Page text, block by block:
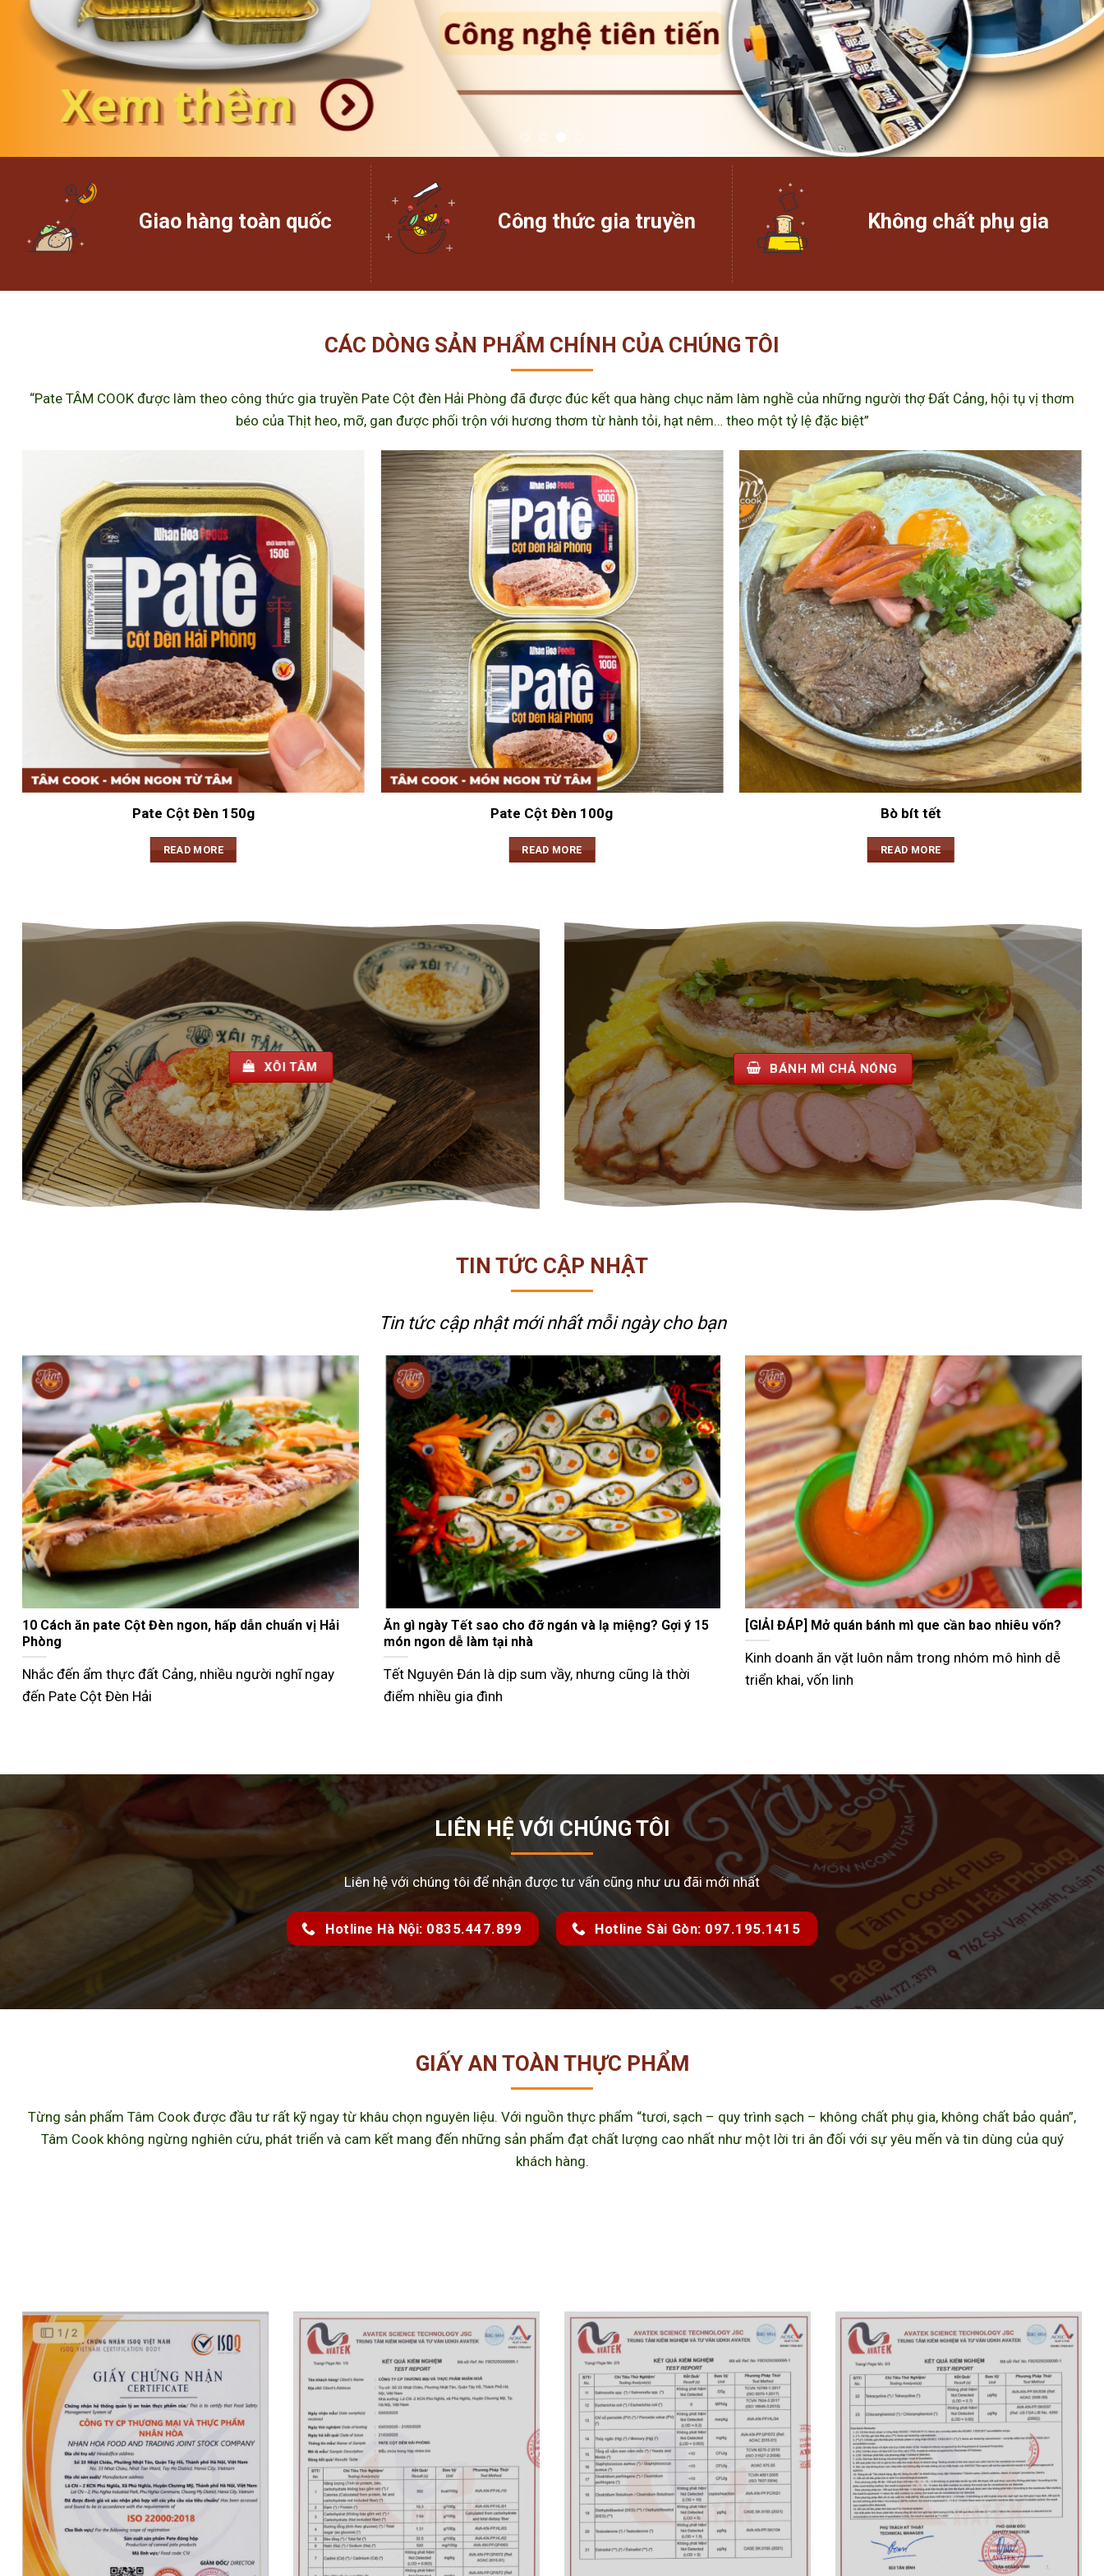
Giao hàng toàn quốc Công thức gia truyền Không chất phụ gia
CÁC DÒNG SẢN PHẨM CHÍNH CỦA CHÚNG TÔI
“Pate TÂM COOK được làm theo công thức gia truyền Pate Cột đèn Hải Phòng đã được đúc kết qua hàng chục năm làm nghề của những người thợ Đất Cảng, hội tụ vị thơm
béo của Thịt heo, mỡ, gan được phối trộn với hương thơm từ hành tỏi, hạt nêm… theo một tỷ lệ đặc biệt”
Pate Cột Đèn 150g
READ MORE
Pate Cột Đèn 100g
READ MORE
Bò bít tết
READ MORE
XÔI TÂM
BÁNH MÌ CHẢ NÓNG
TIN TỨC CẬP NHẬT
Tin tức cập nhật mới nhấtmỗi ngày cho bạn
Nướng bánh mì que bằng nồi chiên không dầu giòn
ngon như ngoài tiệm
Không phải ai cũng biết cách nướng bánh mì que bằng
nồi chiên không dầu
Gợi ý các món đãi khách ngày Tết đầy đủ 3 miền
Tết Nguyên Đán không chỉ là dịp đoàn viên mà còn là
thời điểm các
Tư vấn bán bánh mì que vỉa hè từ A–Z hiệu quả nhất
Hiện nay, nhiều người lựa chọn mô hình bán bánh mì
que vỉa hè như
LIÊN HỆ VỚI CHÚNG TÔI
Liên hệ với chúng tôi để nhận được tư vấn cũng như ưu đãi mới nhất
Hotline Hà Nội: 0835.447.899 Hotline Sài Gòn: 097.195.1415
GIẤY AN TOÀN THỰC PHẨM
Từng sản phẩm Tâm Cook được đầu tư rất kỹ ngay từ khâu chọn nguyên liệu. Với nguồn thực phẩm “tươi, sạch – quy trình sạch – không chất phụ gia, không chất bảo quản”,
Tâm Cook không ngừng nghiên cứu, phát triển và cam kết mang đến những sản phẩm đạt chất lượng cao nhất như một lời tri ân đối với sự yêu mến và tin dùng của quý
khách hàng.